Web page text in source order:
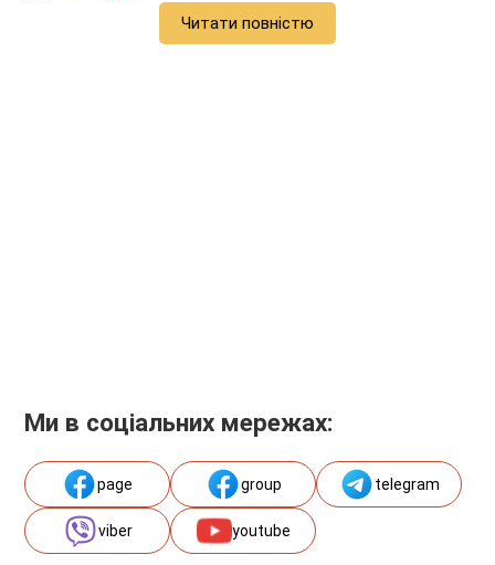
Читати повністю
Ми в соціальних мережах:
page group telegram
viber youtube